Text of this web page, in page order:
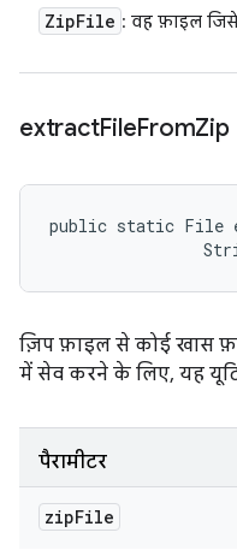
ZipFile : वह फ़ाइल
extractFileFromZip
public static File
ज़िप फ़ाइल से कोई खास
में सेव करने के लिए, यह
पैरामीटर
zipFile